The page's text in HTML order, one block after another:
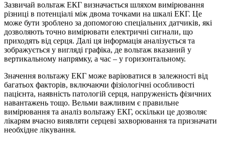
Зазвичай вольтаж ЕКГ визначається шляхом вимірювання
різниці в потенціалі між двома точками на шкалі ЕКГ. Це
може бути зроблено за допомогою спеціальних датчиків, які
дозволяють точно вимірювати електричні сигнали, що
приходять від серця. Далі ця інформація аналізується та
зображується у вигляді графіка, де вольтаж вказаний у
вертикальному напрямку, а час – у горизонтальному.
Значення вольтажу ЕКГ може варіюватися в залежності від
багатьох факторів, включаючи фізіологічні особливості
пацієнта, наявність патологій серця, напруженість фізичних
навантажень тощо. Вельми важливим є правильне
вимірювання та аналіз вольтажу ЕКГ, оскільки це дозволяє
лікарям вчасно виявляти серцеві захворювання та призначати
необхідне лікування.